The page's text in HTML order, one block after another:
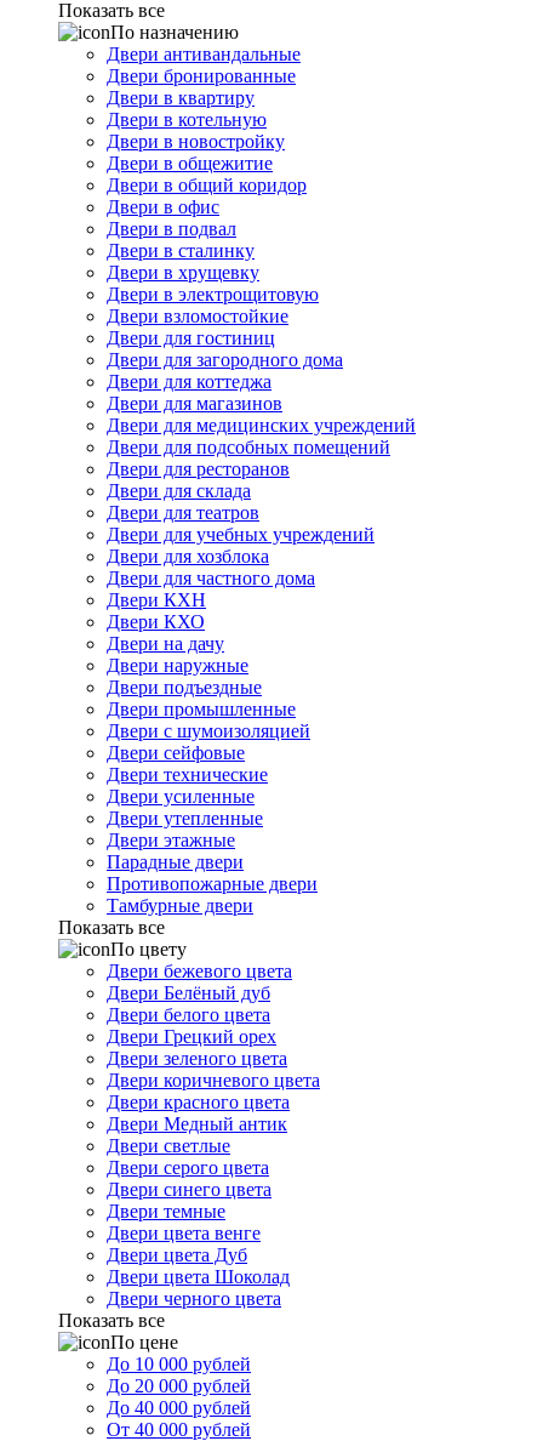
Показать все
По назначению
Двери антивандальные
Двери бронированные
Двери в квартиру
Двери в котельную
Двери в новостройку
Двери в общежитие
Двери в общий коридор
Двери в офис
Двери в подвал
Двери в сталинку
Двери в хрущевку
Двери в электрощитовую
Двери взломостойкие
Двери для гостиниц
Двери для загородного дома
Двери для коттеджа
Двери для магазинов
Двери для медицинских учреждений
Двери для подсобных помещений
Двери для ресторанов
Двери для склада
Двери для театров
Двери для учебных учреждений
Двери для хозблока
Двери для частного дома
Двери КХН
Двери КХО
Двери на дачу
Двери наружные
Двери подъездные
Двери промышленные
Двери с шумоизоляцией
Двери сейфовые
Двери технические
Двери усиленные
Двери утепленные
Двери этажные
Парадные двери
Противопожарные двери
Тамбурные двери
Показать все
По цвету
Двери бежевого цвета
Двери Белёный дуб
Двери белого цвета
Двери Грецкий орех
Двери зеленого цвета
Двери коричневого цвета
Двери красного цвета
Двери Медный антик
Двери светлые
Двери серого цвета
Двери синего цвета
Двери темные
Двери цвета венге
Двери цвета Дуб
Двери цвета Шоколад
Двери черного цвета
Показать все
По цене
До 10 000 рублей
До 20 000 рублей
До 40 000 рублей
От 40 000 рублей